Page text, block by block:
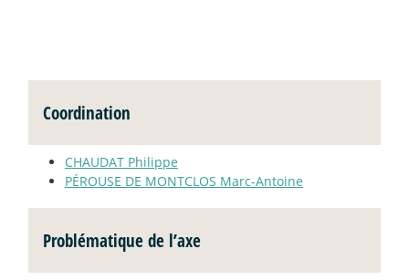
Coordination
CHAUDAT Philippe
PÉROUSE DE MONTCLOS Marc-Antoine
Problématique de l’axe